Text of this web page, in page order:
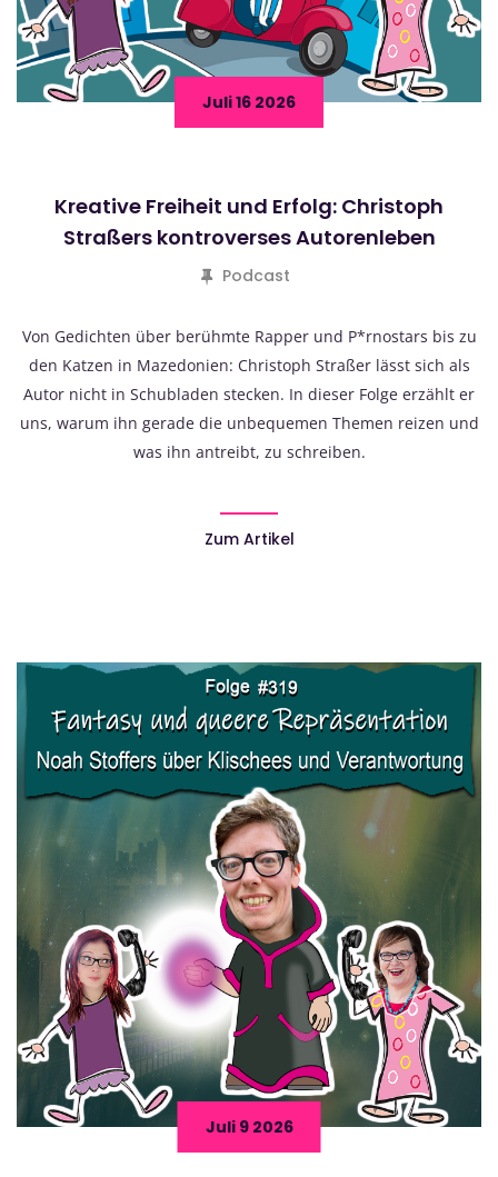
Juli 16 2026
Kreative Freiheit und Erfolg: Christoph
Straßers kontroverses Autorenleben
Podcast
Von Gedichten über berühmte Rapper und P*rnostars bis zu
den Katzen in Mazedonien: Christoph Straßer lässt sich als
Autor nicht in Schubladen stecken. In dieser Folge erzählt er
uns, warum ihn gerade die unbequemen Themen reizen und
was ihn antreibt, zu schreiben.
Zum Artikel
Juli 9 2026